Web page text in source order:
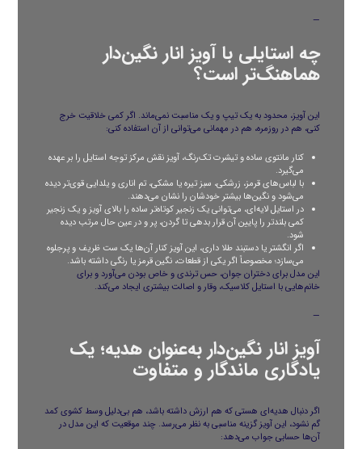
—
چه استایلی با آویز انار نگین‌دار
هماهنگ‌تر است؟
این آویز، محدود به یک تیپ و یک مناسبت نمی‌ماند. اگر کمی خلاقیت خرج
کنی، هم در روزمره، هم در مهمانی می‌توانی از آن استفاده کنی:
کنار مانتوی ساده و تیشرت تک‌رنگ، آویز نقش مرکز توجه استایل را بر عهده
می‌گیرد.
با لباس‌های قرمز، زرشکی، سبز تیره یا مشکی، تم اناری و یلدایی قوی‌تر دیده
می‌شود و نگین‌ها بیشتر خودشان را نشان می‌دهند.
در استایل لایه‌ای، می‌توانی یک زنجیر کوتاه‌تر ساده را بالای آویز و یک زنجیر
کمی بلندتر را پایین آن قرار بدهی تا گردن، پر و در عین حال مرتب دیده
شود.
اگر انگشتر یا دستبند طلا داری، این آویز کنار آن‌ها یک ست ظریف و پرجلوه
می‌سازد؛ مخصوصاً اگر یکی از قطعات، نگین قرمز یا رنگی داشته باشد.
این مدل برای دختران جوان، حس ترندی و خاص بودن می‌آورد و برای
خانم‌هایی با استایل کلاسیک، وقار و اصالت بیشتری ایجاد می‌کند.
—
آویز انار نگین‌دار به‌عنوان هدیه؛ یک
یادگاری ماندگار و متفاوت
اگر دنبال هدیه‌ای هستی که هم ارزش داشته باشد، هم بی‌دلیل وسط کشوی کمد
گم نشود، این آویز گزینه مناسبی به نظر می‌رسد. چند موقعیت که این مدل در
آن‌ها حسابی جواب می‌دهد: